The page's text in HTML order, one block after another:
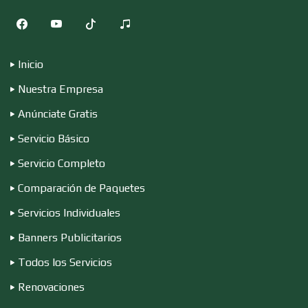
Cocinas Integrales
Compresores de aire
Computadoras
Inicio
Nuestra Empresa
Anúnciate Gratis
Servicio Básico
Servicio Completo
Comparación de Paquetes
Servicios Individuales
Banners Publicitarios
Todos los Servicios
Renovaciones